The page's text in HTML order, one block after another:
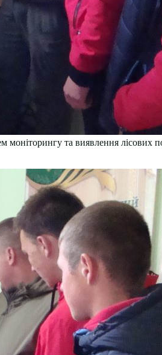
моніторингу та виявлення лісових